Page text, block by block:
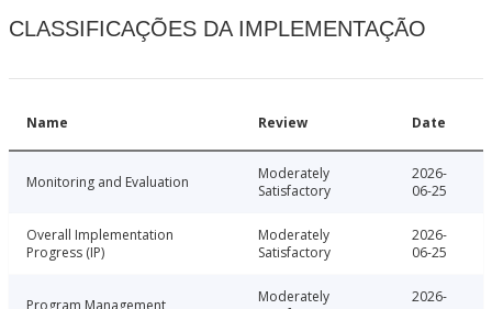
CLASSIFICAÇÕES DA IMPLEMENTAÇÃO
Name Review Date
Monitoring and Evaluation
Moderately
Satisfactory
2026-
06-25
Overall Implementation
Progress (IP)
Moderately
Satisfactory
2026-
06-25
Moderately
2026-